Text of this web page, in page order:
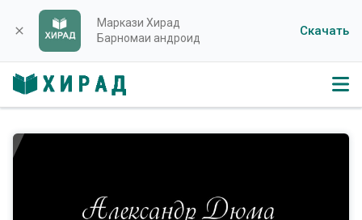
close
Маркази Хирад
Барномаи андроид
Скачать